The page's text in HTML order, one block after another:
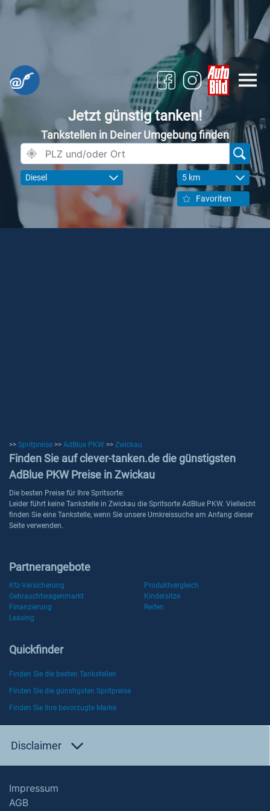
Jetzt günstig tanken!
Tankstellen in Deiner Umgebung finden
Diesel 5 km
Favoriten
>> Spritpreise >> AdBlue PKW >> Zwickau
Finden Sie auf clever-tanken.de die günstigsten
AdBlue PKW Preise in Zwickau
Die besten Preise für Ihre Spritsorte:
Leider führt keine Tankstelle in Zwickau die Spritsorte AdBlue PKW. Vielleicht
finden Sie eine Tankstelle, wenn Sie unsere Umkreissuche am Anfang dieser
Seite verwenden.
Partnerangebote
Kfz-Versicherung
Produktvergleich
Gebrauchtwagenmarkt
Kindersitze
Finanzierung
Reifen
Leasing
Quickfinder
Finden Sie die besten Tankstellen
Finden Sie die günstigsten Spritpreise
Finden Sie Ihre bevorzugte Marke
Disclaimer
Impressum
AGB